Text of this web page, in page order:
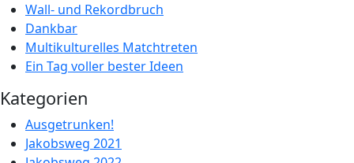
Wall- und Rekordbruch
Dankbar
Multikulturelles Matchtreten
Ein Tag voller bester Ideen
Kategorien
Ausgetrunken!
Jakobsweg 2021